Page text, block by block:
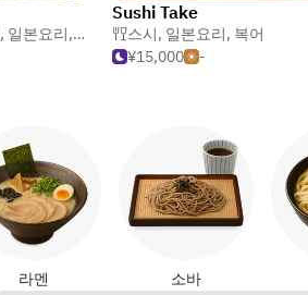
, 일본요리, 복어
Sushi Take
스시, 일본요리, 복어
¥15,000
-
라멘 소바